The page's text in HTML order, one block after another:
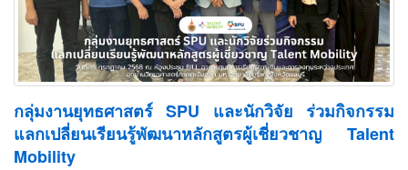
กลุ่มงานยุทธศาสตร์ SPU และนักวิจัย ร่วมกิจกรรม
แลกเปลี่ยนเรียนรู้พัฒนาหลักสูตรผู้เชี่ยวชาญ Talent
Mobility